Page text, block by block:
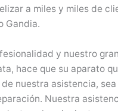
a miles y miles de
Gandia.
y nuestro
hace que su aparato
nuestra asistencia, sea
Nuestra